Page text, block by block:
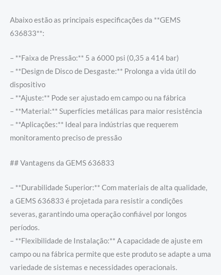
Abaixo estão as principais especificações da **GEMS
636833**:
– **Faixa de Pressão:** 5 a 6000 psi (0,35 a 414 bar)
– **Design de Disco de Desgaste:** Prolonga a vida útil do
dispositivo
– **Ajuste:** Pode ser ajustado em campo ou na fábrica
– **Material:** Superfícies metálicas para maior resistência
– **Aplicações:** Ideal para indústrias que requerem
monitoramento preciso de pressão
## Vantagens da GEMS 636833
– **Durabilidade Superior:** Com materiais de alta qualidade,
a GEMS 636833 é projetada para resistir a condições
severas, garantindo uma operação confiável por longos
períodos.
– **Flexibilidade de Instalação:** A capacidade de ajuste em
campo ou na fábrica permite que este produto se adapte a uma
variedade de sistemas e necessidades operacionais.